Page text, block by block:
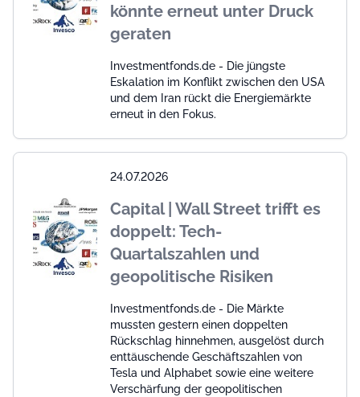
könnte erneut unter Druck
geraten
Investmentfonds.de - Die jüngste
Eskalation im Konflikt zwischen den USA
und dem Iran rückt die Energiemärkte
erneut in den Fokus.
24.07.2026
Capital | Wall Street trifft es
doppelt: Tech-
Quartalszahlen und
geopolitische Risiken
Investmentfonds.de - Die Märkte
mussten gestern einen doppelten
Rückschlag hinnehmen, ausgelöst durch
enttäuschende Geschäftszahlen von
Tesla und Alphabet sowie eine weitere
Verschärfung der geopolitischen